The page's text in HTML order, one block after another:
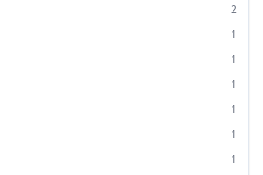
2
1
1
1
1
1
1